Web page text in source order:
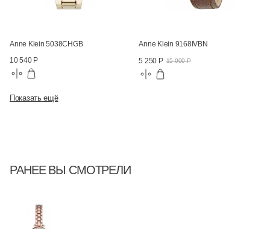
Anne Klein 5038CHGB
10 540 Р
Anne Klein 9168IVBN
5 250 Р 15 000 Р
Показать ещё
РАНЕЕ ВЫ СМОТРЕЛИ